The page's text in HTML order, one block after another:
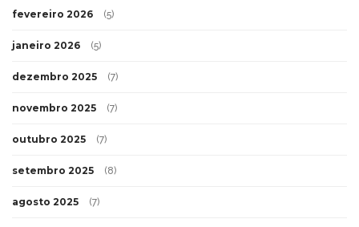
fevereiro 2026 (5)
janeiro 2026 (5)
dezembro 2025 (7)
novembro 2025 (7)
outubro 2025 (7)
setembro 2025 (8)
agosto 2025 (7)